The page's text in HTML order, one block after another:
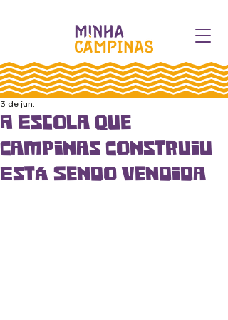
A Escola que
Campinas Construiu
Está Sendo Vendida
3 de jun.